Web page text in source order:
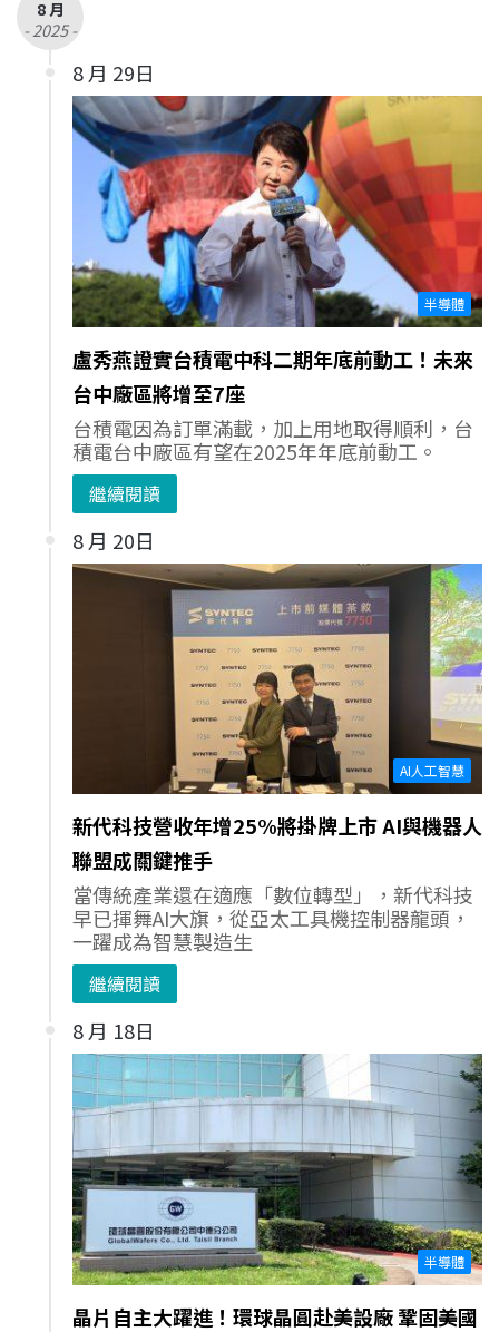
8 月
- 2025 -
8 月 29日
半導體
盧秀燕證實台積電中科二期年底前動工！未來
台中廠區將增至7座
台積電因為訂單滿載，加上用地取得順利，台
積電台中廠區有望在2025年年底前動工。
繼續閱讀
8 月 20日
AI人工智慧
新代科技營收年增25%將掛牌上市 AI與機器人
聯盟成關鍵推手
當傳統產業還在適應「數位轉型」，新代科技
早已揮舞AI大旗，從亞太工具機控制器龍頭，
一躍成為智慧製造生
繼續閱讀
8 月 18日
半導體
晶片自主大躍進！環球晶圓赴美設廠 鞏固美國